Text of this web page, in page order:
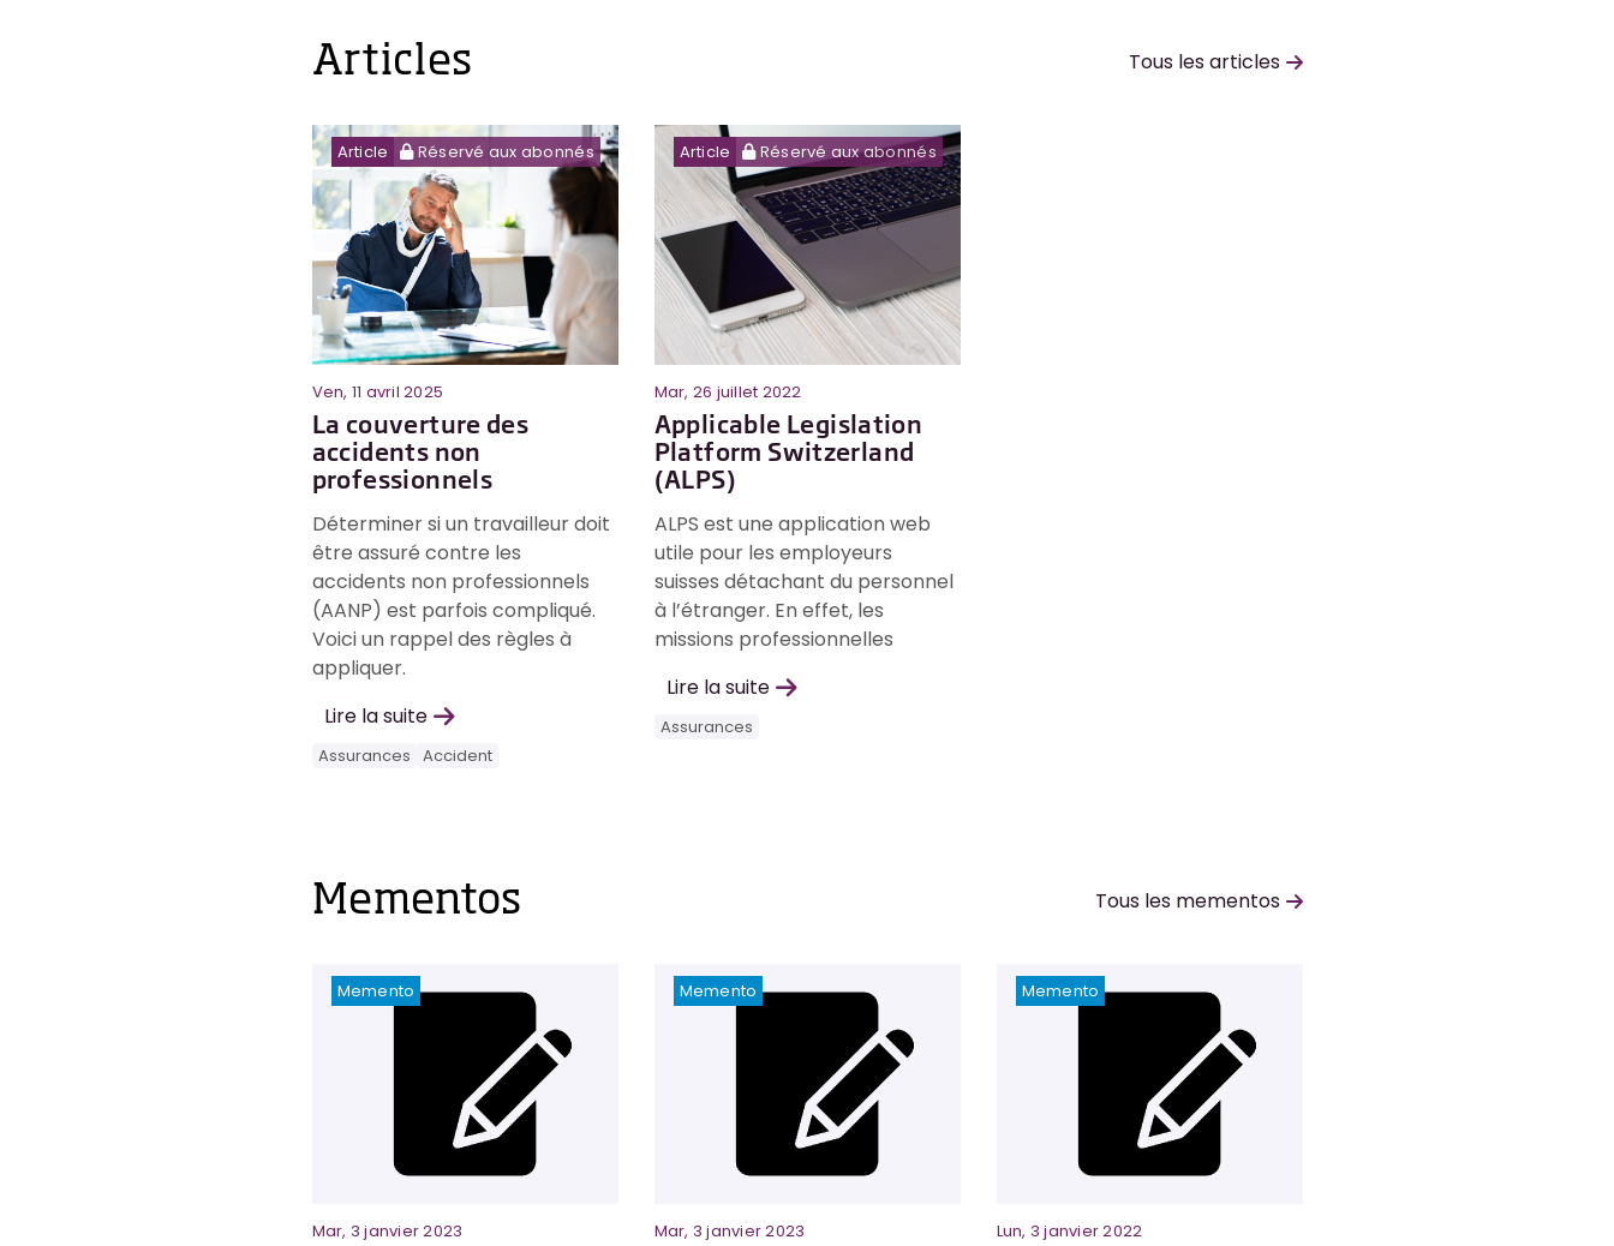
Articles Tous les articles
Article Réservé aux abonnés
Ven, 11 avril 2025
La couverture des
accidents non
professionnels
Déterminer si un travailleur doit
être assuré contre les
accidents non professionnels
(AANP) est parfois compliqué.
Voici un rappel des règles à
appliquer.
Lire la suite
Assurances Accident
Article Réservé aux abonnés
Mar, 26 juillet 2022
Applicable Legislation
Platform Switzerland
(ALPS)
ALPS est une application web
utile pour les employeurs
suisses détachant du personnel
à l’étranger. En effet, les
missions professionnelles
Lire la suite
Assurances
Mementos Tous les mementos
Memento
Mar, 3 janvier 2023
Memento
Mar, 3 janvier 2023
Memento
Lun, 3 janvier 2022